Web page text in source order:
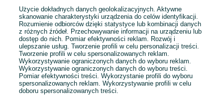
Przejdź na stronę główną
Użycie dokładnych danych geolokalizacyjnych. Aktywne
skanowanie charakterystyki urządzenia do celów identyfikacji.
Rozumienie odbiorców dzięki statystyce lub kombinacji danych
z różnych źródeł. Przechowywanie informacji na urządzeniu lub
dostęp do nich. Pomiar efektywności reklam. Rozwój i
ulepszanie usług. Tworzenie profili w celu personalizacji treści.
Tworzenie profili w celu spersonalizowanych reklam.
Wykorzystywanie ograniczonych danych do wyboru reklam.
Wykorzystywanie ograniczonych danych do wyboru treści.
Pomiar efektywności treści. Wykorzystanie profili do wyboru
spersonalizowanych reklam. Wykorzystywanie profili w celu
doboru spersonalizowanych treści.